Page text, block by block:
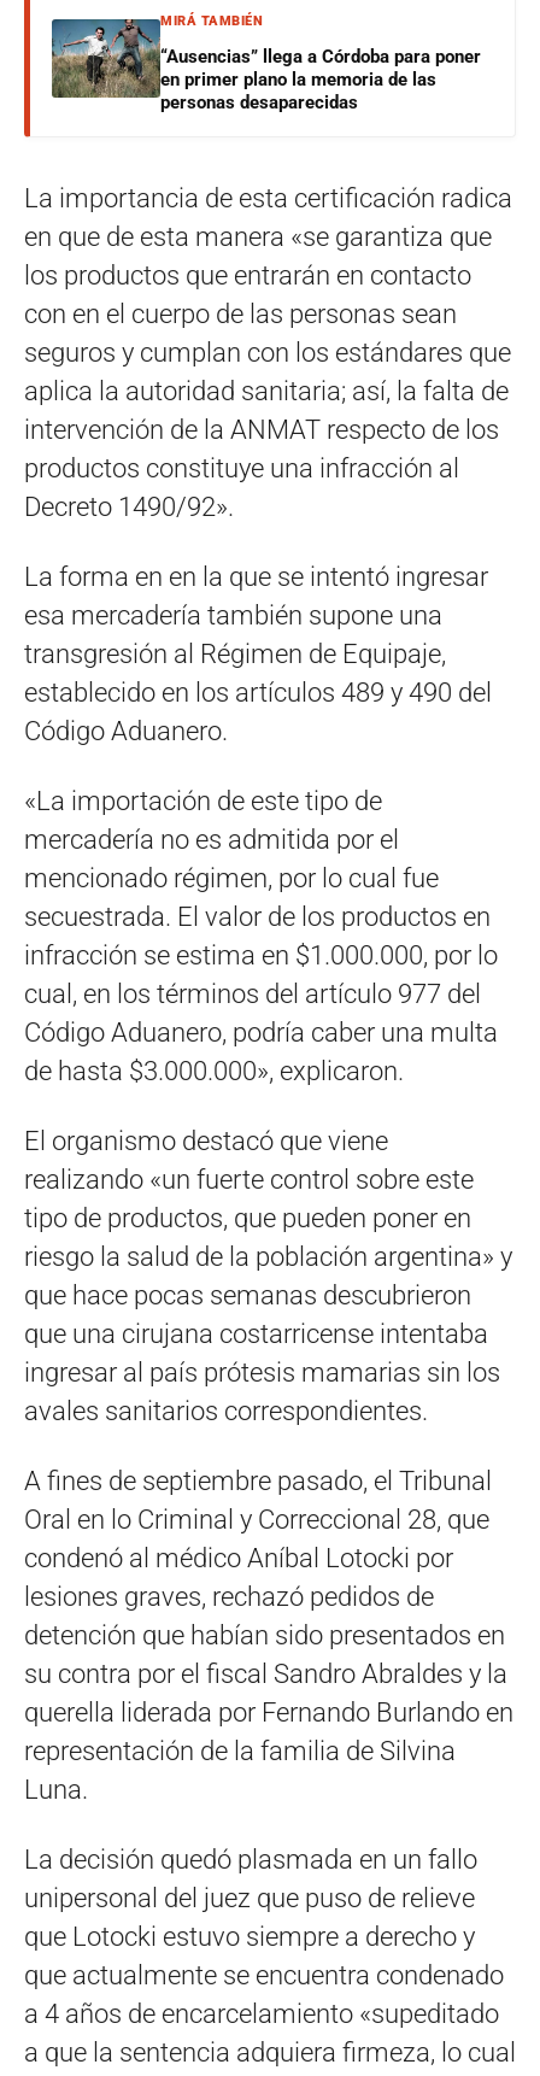
MIRÁ TAMBIÉN
“Ausencias” llega a Córdoba para poner
en primer plano la memoria de las
personas desaparecidas
La importancia de esta certificación radica
en que de esta manera «se garantiza que
los productos que entrarán en contacto
con en el cuerpo de las personas sean
seguros y cumplan con los estándares que
aplica la autoridad sanitaria; así, la falta de
intervención de la ANMAT respecto de los
productos constituye una infracción al
Decreto 1490/92».
La forma en en la que se intentó ingresar
esa mercadería también supone una
transgresión al Régimen de Equipaje,
establecido en los artículos 489 y 490 del
Código Aduanero.
«La importación de este tipo de
mercadería no es admitida por el
mencionado régimen, por lo cual fue
secuestrada. El valor de los productos en
infracción se estima en $1.000.000, por lo
cual, en los términos del artículo 977 del
Código Aduanero, podría caber una multa
de hasta $3.000.000», explicaron.
El organismo destacó que viene
realizando «un fuerte control sobre este
tipo de productos, que pueden poner en
riesgo la salud de la población argentina» y
que hace pocas semanas descubrieron
que una cirujana costarricense intentaba
ingresar al país prótesis mamarias sin los
avales sanitarios correspondientes.
A fines de septiembre pasado, el Tribunal
Oral en lo Criminal y Correccional 28, que
condenó al médico Aníbal Lotocki por
lesiones graves, rechazó pedidos de
detención que habían sido presentados en
su contra por el fiscal Sandro Abraldes y la
querella liderada por Fernando Burlando en
representación de la familia de Silvina
Luna.
La decisión quedó plasmada en un fallo
unipersonal del juez que puso de relieve
que Lotocki estuvo siempre a derecho y
que actualmente se encuentra condenado
a 4 años de encarcelamiento «supeditado
a que la sentencia adquiera firmeza, lo cual